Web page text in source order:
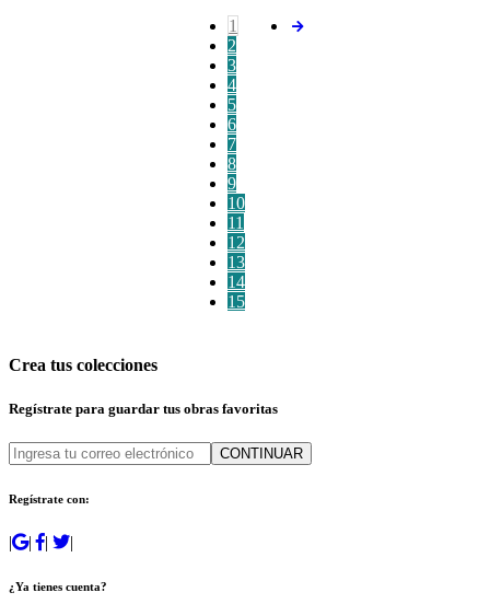
1
2
3
4
5
6
7
8
9
10
11
12
13
14
15
Crea tus colecciones
Regístrate para guardar tus obras favoritas
CONTINUAR
Regístrate con:
| | | |
¿Ya tienes cuenta?